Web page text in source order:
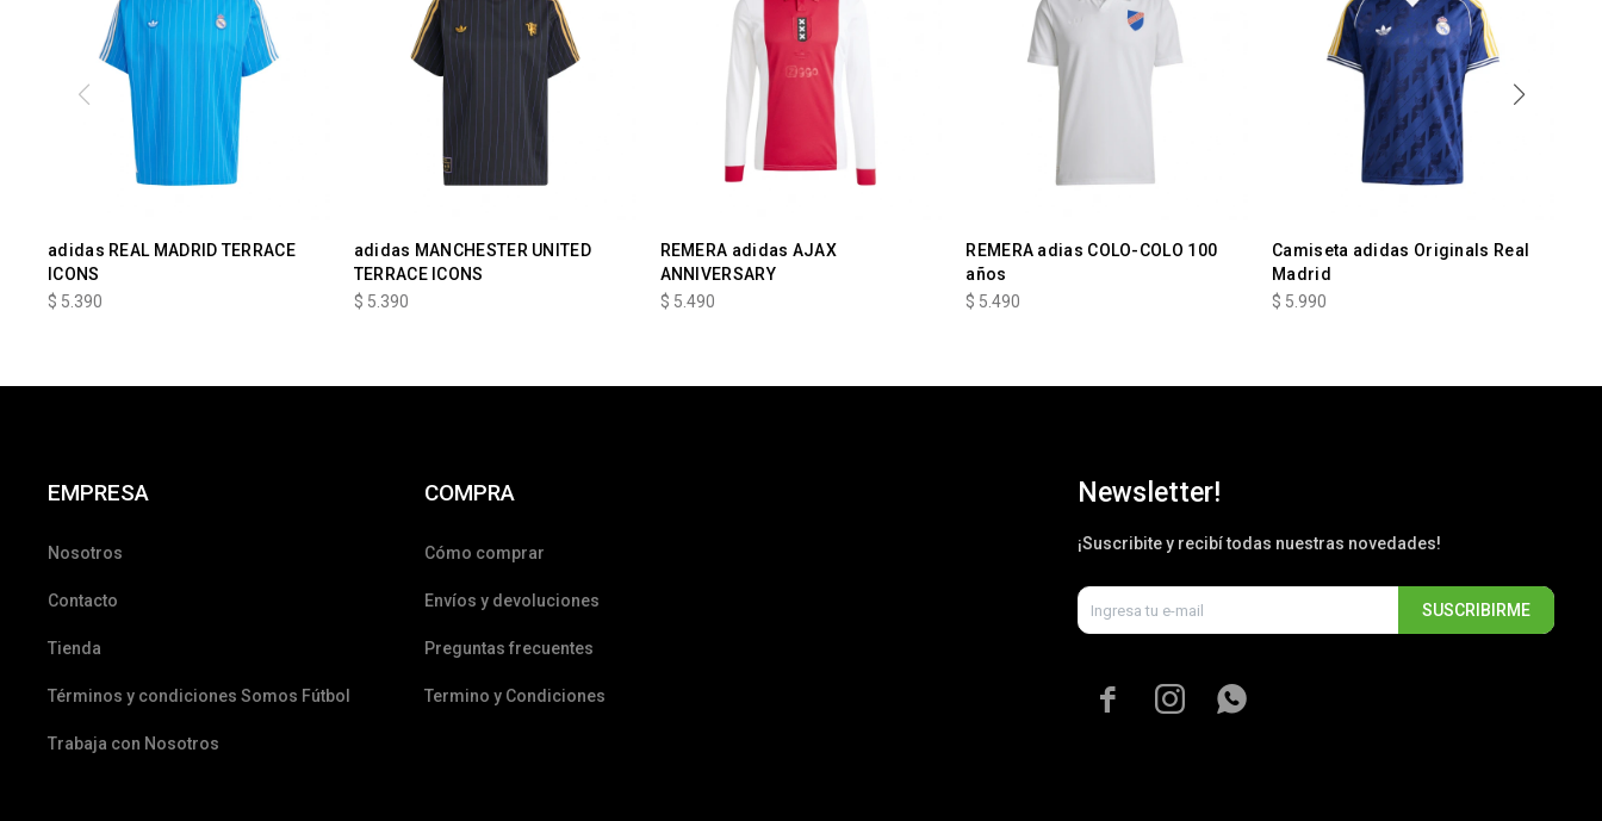
adidas REAL MADRID TERRACE
ICONS
$ 5.390
adidas MANCHESTER UNITED
TERRACE ICONS
$ 5.390
REMERA adidas AJAX
ANNIVERSARY
$ 5.490
REMERA adias COLO-COLO 100
años
$ 5.490
Camiseta adidas Originals Real
Madrid
$ 5.990
EMPRESA
Nosotros
Contacto
Tienda
Términos y condiciones Somos Fútbol
Trabaja con Nosotros
COMPRA
Cómo comprar
Envíos y devoluciones
Preguntas frecuentes
Termino y Condiciones
Newsletter!
¡Suscribite y recibí todas nuestras novedades!
SUSCRIBIRME
  